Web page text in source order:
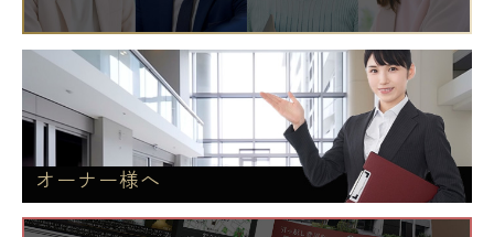
オーナー様へ